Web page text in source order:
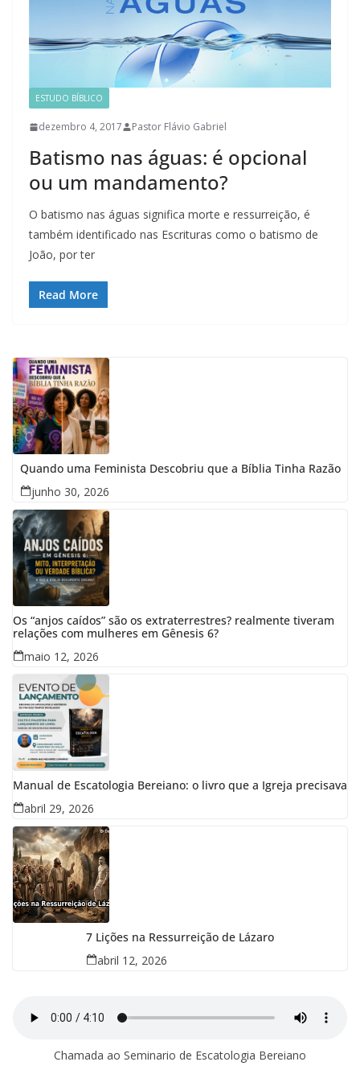
ESTUDO BÍBLICO
dezembro 4, 2017 Pastor Flávio Gabriel
Batismo nas águas: é opcional
ou um mandamento?
O batismo nas águas significa morte e ressurreição, é
também identificado nas Escrituras como o batismo de
João, por ter
Read More
Quando uma Feminista Descobriu que a Bíblia Tinha Razão
junho 30, 2026
Os “anjos caídos” são os extraterrestres? realmente tiveram
relações com mulheres em Gênesis 6?
maio 12, 2026
Manual de Escatologia Bereiano: o livro que a Igreja precisava
abril 29, 2026
7 Lições na Ressurreição de Lázaro
abril 12, 2026
Chamada ao Seminario de Escatologia Bereiano